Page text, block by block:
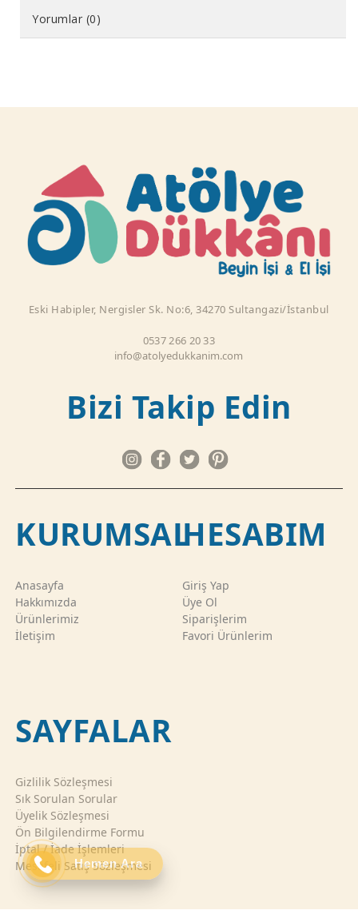
Yorumlar (0)
Hemen Ara
Eski Habipler, Nergisler Sk. No:6, 34270 Sultangazi/İstanbul
0537 266 20 33
info@atolyedukkanim.com
Bizi Takip Edin
KURUMSAL
Anasayfa
Hakkımızda
Ürünlerimiz
İletişim
HESABIM
Giriş Yap
Üye Ol
Siparişlerim
Favori Ürünlerim
SAYFALAR
Gizlilik Sözleşmesi
Sık Sorulan Sorular
Üyelik Sözleşmesi
Ön Bilgilendirme Formu
İptal / İade İşlemleri
Mesafeli Satış Sözleşmesi